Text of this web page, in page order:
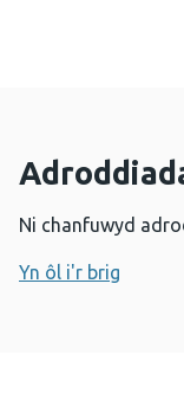
Ni chanfuwyd
Yn ôl i'r brig